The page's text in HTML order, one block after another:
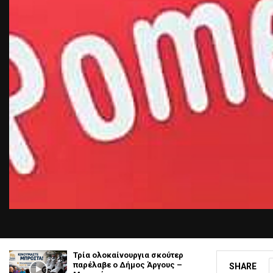
SHARE
Τρία ολοκαίνουργια σκούτερ
παρέλαβε o Δήμος Άργους –